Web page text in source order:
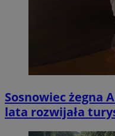
Sosnowiec żegna
lata rozwijała